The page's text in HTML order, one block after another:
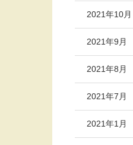
2021年10月
2021年9月
2021年8月
2021年7月
2021年1月